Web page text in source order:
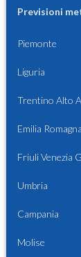
Previsioni
Piemonte
Liguria
Trentino Alto
Emilia Romagna
Friuli Venezia
Umbria
Campania
Molise